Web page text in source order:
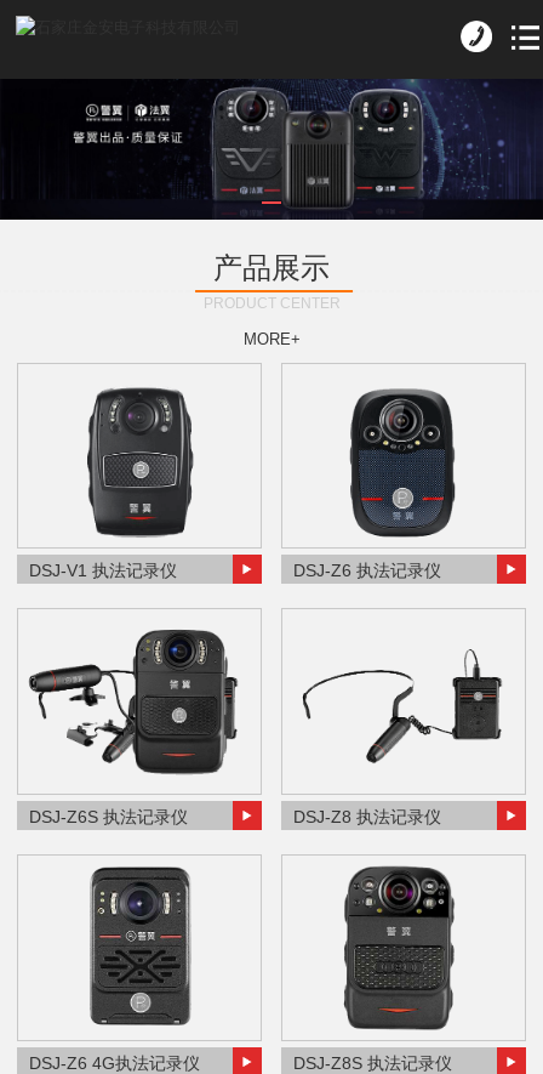
产品展示
PRODUCT CENTER
MORE+
DSJ-V1 执法记录仪 DSJ-Z6 执法记录仪
DSJ-Z6S 执法记录仪 DSJ-Z8 执法记录仪
DSJ-Z6 4G执法记录仪 DSJ-Z8S 执法记录仪